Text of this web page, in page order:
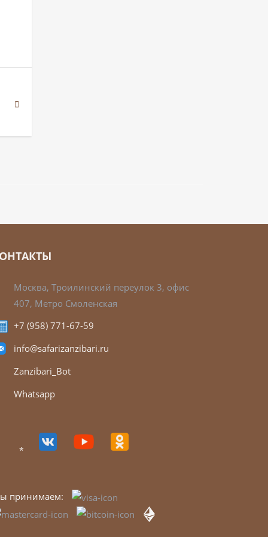
Москва, Троилинский переулок 3, офис
407, Метро Смоленская
+7 (958) 771-67-59
info@safarizanzibari.ru
Zanzibari_Bot
Whatsapp
*
принимаем: